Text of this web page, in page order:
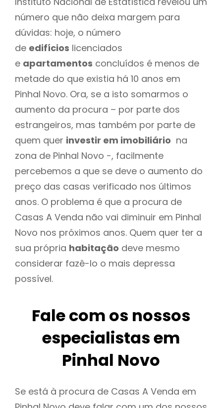
número que não deixa margem para
dúvidas: hoje, o número
de edifícios licenciados
e apartamentos concluídos é menos de
metade do que existia há 10 anos em
Pinhal Novo. Ora, se a isto somarmos o
aumento da procura – por parte dos
estrangeiros, mas também por parte de
quem quer investir em imobiliário na
zona de Pinhal Novo -, facilmente
percebemos a que se deve o aumento do
preço das casas verificado nos últimos
anos. O problema é que a procura de
Casas A Venda não vai diminuir em Pinhal
Novo nos próximos anos. Quem quer ter a
sua própria habitação deve mesmo
considerar fazê-lo o mais depressa
possível.
Fale com os nossos
especialistas em
Pinhal Novo
Se está à procura de Casas A Venda em